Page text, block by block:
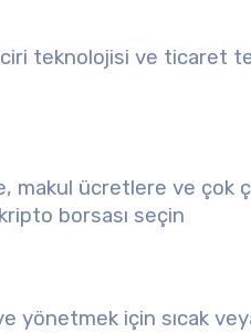
teknolojisi ve ticaret
makul ücretlere ve çok
borsası seçin
yönetmek için sıcak